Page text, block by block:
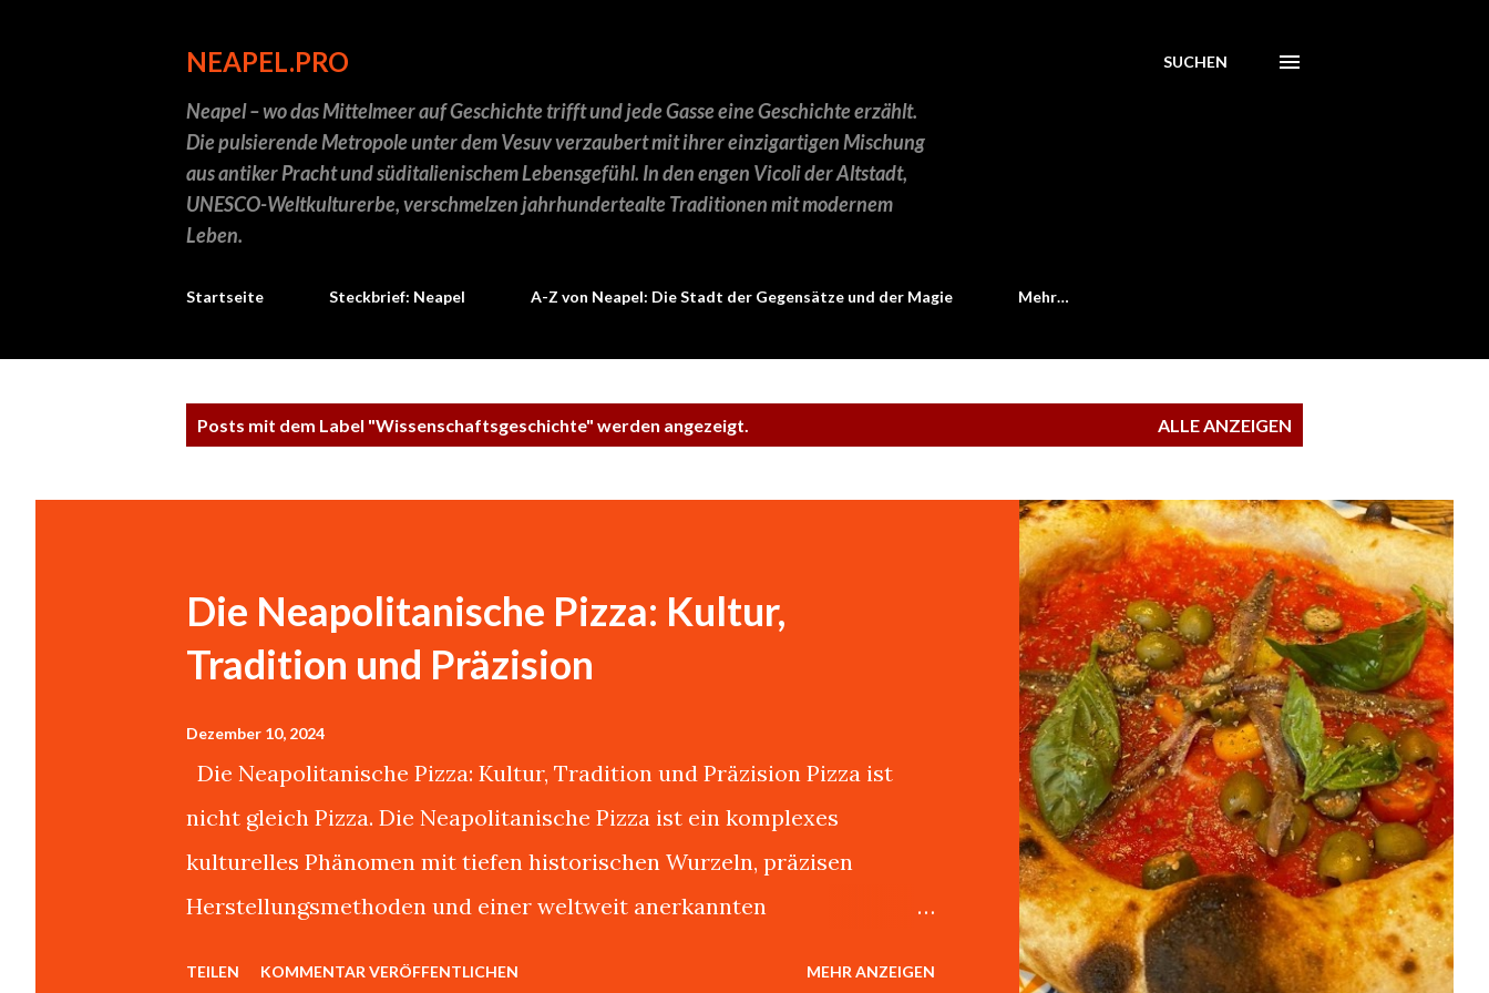
NEAPEL.PRO
Neapel – wo das Mittelmeer auf Geschichte trifft und jede Gasse eine Geschichte erzählt.
Die pulsierende Metropole unter dem Vesuv verzaubert mit ihrer einzigartigen Mischung
aus antiker Pracht und süditalienischem Lebensgefühl. In den engen Vicoli der Altstadt,
UNESCO-Weltkulturerbe, verschmelzen jahrhundertealte Traditionen mit modernem
Leben.
SUCHEN
Startseite Steckbrief: Neapel A-Z von Neapel: Die Stadt der Gegensätze und der Magie Mehr…
s
Posts mit dem Label "Wissenschaftsgeschichte" werden angezeigt. ALLE ANZEIGEN
Die Neapolitanische Pizza: Kultur,
Tradition und Präzision
Dezember 10, 2024
Die Neapolitanische Pizza: Kultur, Tradition und Präzision Pizza ist
nicht gleich Pizza. Die Neapolitanische Pizza ist ein komplexes
kulturelles Phänomen mit tiefen historischen Wurzeln, präzisen
Herstellungsmethoden und einer weltweit anerkannten
TEILEN KOMMENTAR VERÖFFENTLICHEN MEHR ANZEIGEN